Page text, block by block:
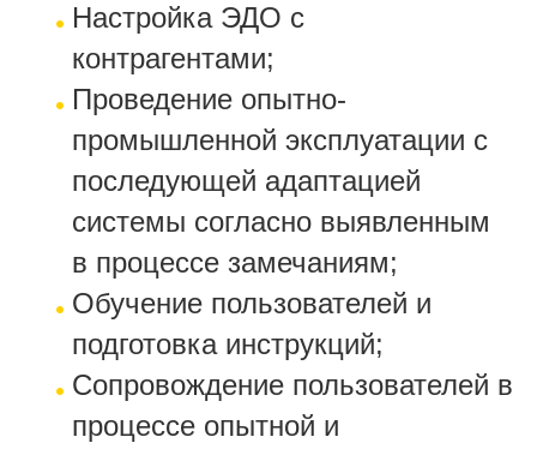
Настройка ЭДО с
контрагентами;
Проведение опытно-
промышленной эксплуатации с
последующей адаптацией
системы согласно выявленным
в процессе замечаниям;
Обучение пользователей и
подготовка инструкций;
Сопровождение пользователей в
процессе опытной и